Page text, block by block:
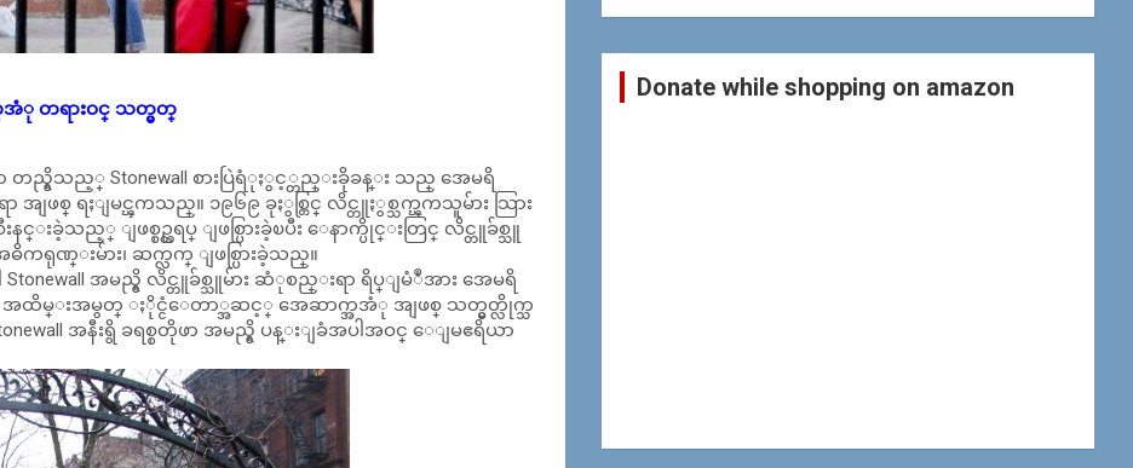
အံု တရားဝင္ သတ္မွတ္
တည္ရွိသည့္ Stonewall စားပြဲရံုႏွင့္တည္းခိုခန္း သည္ အေမရိ
ရာ အျဖစ္ ရႈျမင္ၾကသည္။ ၁၉၆၉ ခုႏွစ္တြင္ လိင္တူႏွစ္သက္ၾကသူမ်ား သြား
သည့္ ျဖစ္စဥ္တရပ္ ျဖစ္ပြားခဲ့ၿပီး ေနာက္ပိုင္းတြင္ လိင္တူခ်စ္သူ
ရုဏ္းမ်ား၊ ဆက္လက္ ျဖစ္ပြားခဲ့သည္။
အမည္ရွိ လိင္တူခ်စ္သူမ်ား ဆံုစည္းရာ ရိပ္ျမံဳအား အေမရိ
ထိမ္းအမွတ္ ႏိုင္ငံေတာ္အဆင့္ အေဆာက္အအံု အျဖစ္ သတ္မွတ္လိုက္သ
အနီးရွိ ခရစ္စတိုဖာ အမည္ရွိ ပန္းျခံအပါအဝင္ ေျမဧရိယာ
Donate while shopping on amazon